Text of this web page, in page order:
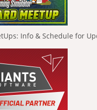
Info & Schedule for